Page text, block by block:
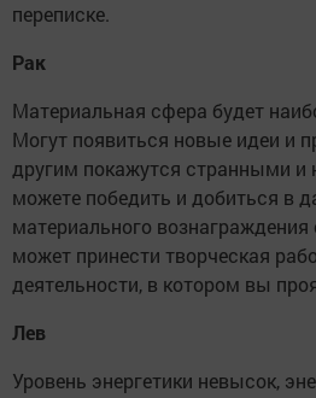
переписке.
Рак
Материальная сфера будет
Могут появиться новые идеи и
другим покажутся странными
можете победить и добиться в
материального вознаграждения
может принести творческая
деятельности, в котором вы
Лев
Уровень энергетики невысок,